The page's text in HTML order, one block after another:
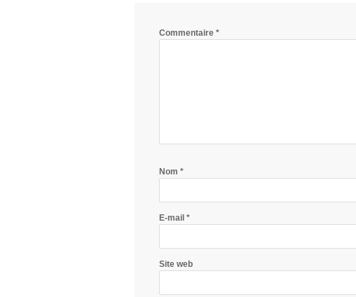
Commentaire *
Nom *
E-mail *
Site web